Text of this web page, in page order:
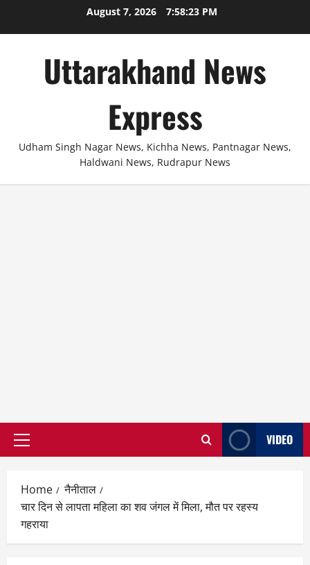
August 7, 2026 7:58:24 PM
Uttarakhand News
Express
Udham Singh Nagar News, Kichha News, Pantnagar News,
Haldwani News, Rudrapur News
Primary
VIDEO
Home
नैनीताल
चार दिन से लापता महिला का शव जंगल में मिला, मौत पर रहस्य
गहराया